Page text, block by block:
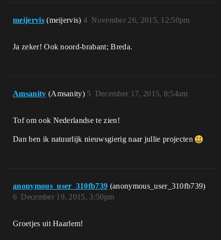
meijervis (meijervis) November 26, 2015, 12:50pm
4
Ja zeker! Ook noord-brabant; Breda.
Amsanity (Amsanity) December 17, 2015, 8:54am
5
Tof om ook Nederlandse te zien!
Dan ben ik natuurlijk nieuwsgierig naar jullie projecten
anonymous_user_310fb739 (anonymous_user_310fb739)
December 19, 2015, 3:50pm
6
Groetjes uit Haarlem!